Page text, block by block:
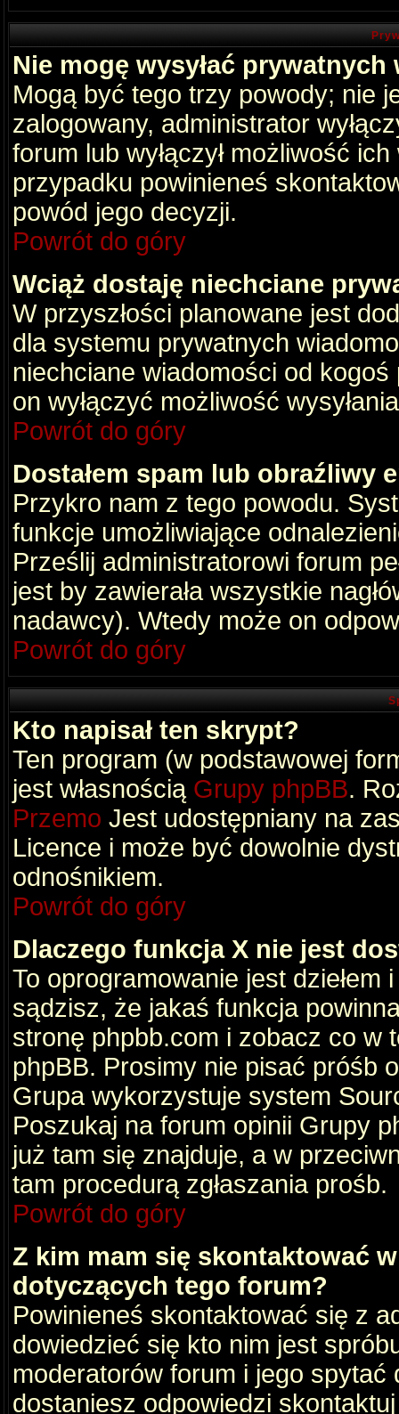
Nie mogę wysyłać
Mogą być tego trzy powody; nie
zalogowany, administrator
forum lub wyłączył możliwość
przypadku powinieneś
powód jego decyzji.
Powrót do góry
Wciąż dostaję niechciane
W przyszłości planowane jest
dla systemu prywatnych
niechciane wiadomości od
on wyłączyć możliwość
Powrót do góry
Dostałem spam lub obraźliwy
Przykro nam z tego powodu.
funkcje umożliwiające
Prześlij administratorowi forum
jest by zawierała wszystkie
nadawcy). Wtedy może on
Powrót do góry
Kto napisał ten skrypt?
Ten program (w podstawowej
jest własnością Grupy phpBB.
Przemo Jest udostępniany na
Licence i może być dowolnie
odnośnikiem.
Powrót do góry
Dlaczego funkcja X nie jest
To oprogramowanie jest dziełem
sądzisz, że jakaś funkcja
stronę phpbb.com i zobacz co w
phpBB. Prosimy nie pisać próśb
Grupa wykorzystuje system
Poszukaj na forum opinii Grupy
już tam się znajduje, a w
tam procedurą zgłaszania prośb.
Powrót do góry
Z kim mam się skontaktować
dotyczących tego forum?
Powinieneś skontaktować się z
dowiedzieć się kto nim jest
moderatorów forum i jego
dostaniesz odpowiedzi